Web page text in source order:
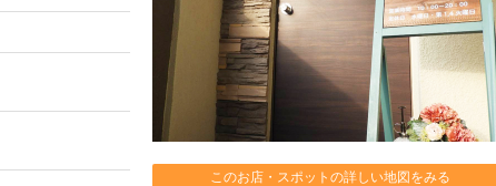
このお店・スポットの詳しい地図をみる